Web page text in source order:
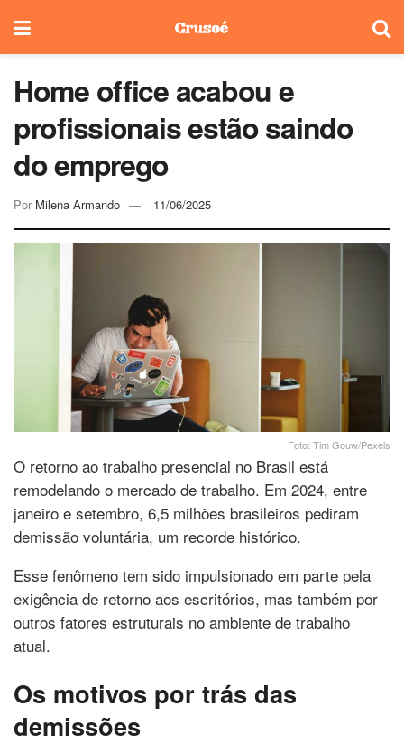
Home office acabou e
profissionais estão saindo
do emprego
Por Milena Armando 11/06/2025
Foto: Tim Gouw/Pexels
O retorno ao trabalho presencial no Brasil está
remodelando o mercado de trabalho. Em 2024, entre
janeiro e setembro, 6,5 milhões brasileiros pediram
demissão voluntária, um recorde histórico.
Esse fenômeno tem sido impulsionado em parte pela
exigência de retorno aos escritórios, mas também por
outros fatores estruturais no ambiente de trabalho
atual.
Os motivos por trás das
demissões